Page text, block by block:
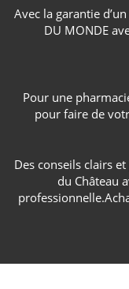
Avec la garantie
DU MONDE
Pour une
pour faire de
Des conseils clairs
du Château
professionnelle.